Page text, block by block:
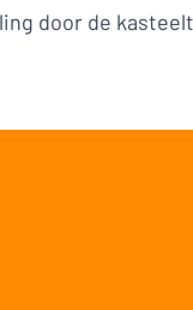
door de